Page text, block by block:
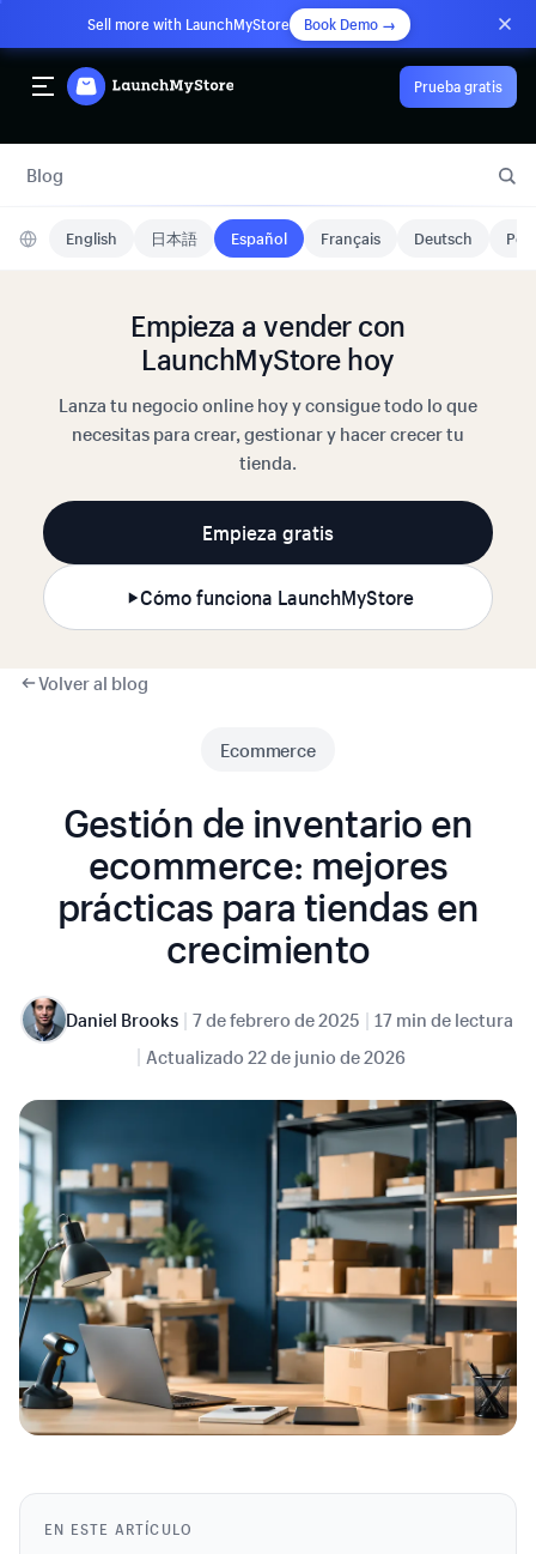
Sell more with LaunchMyStore Book Demo →
Prueba gratis
Blog
English 日本語 Español Français Deutsch
Empieza a vender con
LaunchMyStore hoy
Lanza tu negocio online hoy y consigue todo lo que
necesitas para crear, gestionar y hacer crecer tu
tienda.
Empieza gratis
Cómo funciona LaunchMyStore
Volver al blog
Ecommerce
Gestión de inventario en
ecommerce: mejores
prácticas para tiendas en
crecimiento
Daniel Brooks | 7 de febrero de 2025 | 17 min de lectura
| Actualizado 22 de junio de 2026
EN ESTE ARTÍCULO